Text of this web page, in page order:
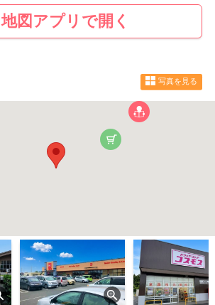
地図アプリで開く
写真を見る